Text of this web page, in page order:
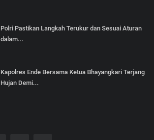
Polri Pastikan Langkah Terukur dan Sesuai Aturan
dalam...
Kapolres Ende Bersama Ketua Bhayangkari Terjang
Hujan Demi...